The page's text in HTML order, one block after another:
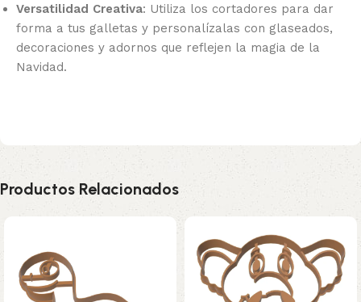
Versatilidad Creativa: Utiliza los cortadores para dar
forma a tus galletas y personalízalas con glaseados,
decoraciones y adornos que reflejen la magia de la
Navidad.
Productos Relacionados